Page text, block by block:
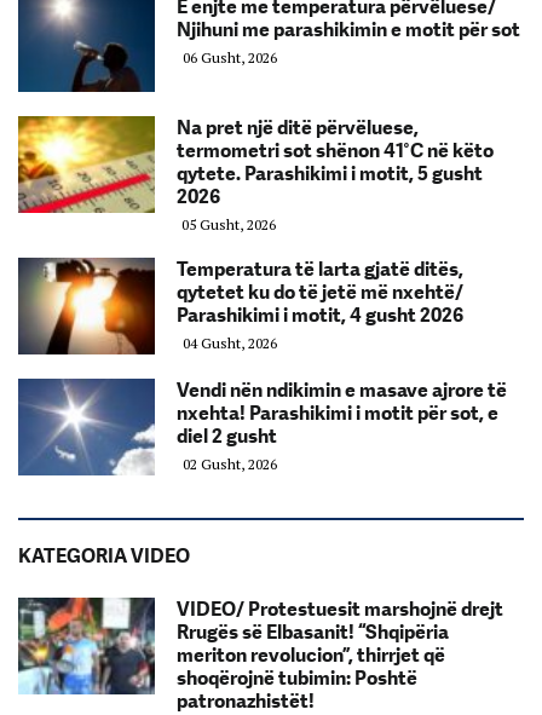
E enjte me temperatura përvëluese/
Njihuni me parashikimin e motit për sot
06 Gusht, 2026
Na pret një ditë përvëluese,
termometri sot shënon 41°C në këto
qytete. Parashikimi i motit, 5 gusht
2026
05 Gusht, 2026
Temperatura të larta gjatë ditës,
qytetet ku do të jetë më nxehtë/
Parashikimi i motit, 4 gusht 2026
04 Gusht, 2026
Vendi nën ndikimin e masave ajrore të
nxehta! Parashikimi i motit për sot, e
diel 2 gusht
02 Gusht, 2026
KATEGORIA VIDEO
VIDEO/ Protestuesit marshojnë drejt
Rrugës së Elbasanit! “Shqipëria
meriton revolucion”, thirrjet që
shoqërojnë tubimin: Poshtë
patronazhistët!